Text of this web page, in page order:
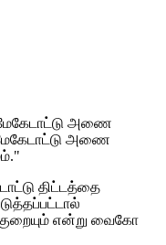
அணை
அணை
திட்டத்தை
குறையும் என்று வைகோ